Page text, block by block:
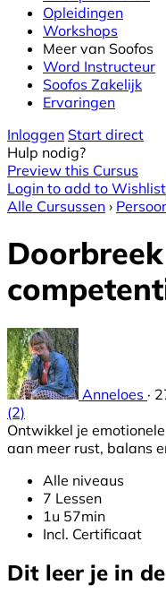
Opleidingen
Workshops
Meer van Soofos
Word Instructeur
Soofos Zakelijk
Ervaringen
Inloggen Start direct
Hulp nodig?
Preview this Cursus
Login to add to Wishlist
Alle Cursussen ›
Anneloes ·
(2)
Ontwikkel je
aan meer rust, balans
Alle niveaus
7 Lessen
1u 57min
Incl. Certificaat
Dit leer je in